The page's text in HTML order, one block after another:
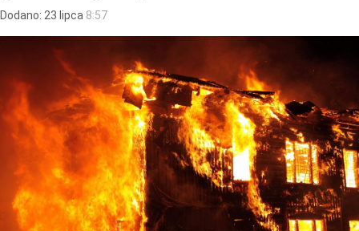
Dodano: 23 lipca 8:57